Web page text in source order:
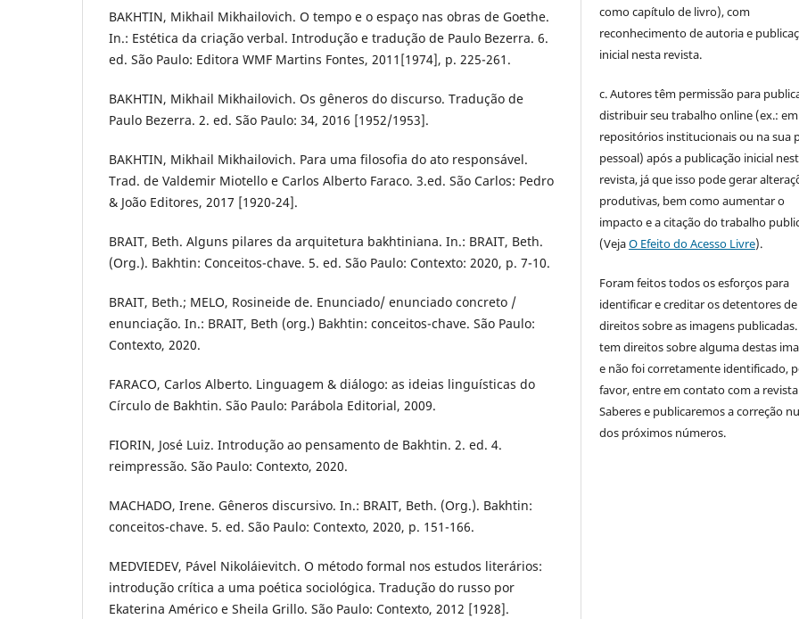
BAKHTIN, Mikhail Mikhailovich. O tempo e o espaço nas obras de Goethe.
In.: Estética da criação verbal. Introdução e tradução de Paulo Bezerra. 6.
ed. São Paulo: Editora WMF Martins Fontes, 2011[1974], p. 225-261.
BAKHTIN, Mikhail Mikhailovich. Os gêneros do discurso. Tradução de
Paulo Bezerra. 2. ed. São Paulo: 34, 2016 [1952/1953].
BAKHTIN, Mikhail Mikhailovich. Para uma filosofia do ato responsável.
Trad. de Valdemir Miotello e Carlos Alberto Faraco. 3.ed. São Carlos: Pedro
& João Editores, 2017 [1920-24].
BRAIT, Beth. Alguns pilares da arquitetura bakhtiniana. In.: BRAIT, Beth.
(Org.). Bakhtin: Conceitos-chave. 5. ed. São Paulo: Contexto: 2020, p. 7-10.
BRAIT, Beth.; MELO, Rosineide de. Enunciado/ enunciado concreto /
enunciação. In.: BRAIT, Beth (org.) Bakhtin: conceitos-chave. São Paulo:
Contexto, 2020.
FARACO, Carlos Alberto. Linguagem & diálogo: as ideias linguísticas do
Círculo de Bakhtin. São Paulo: Parábola Editorial, 2009.
FIORIN, José Luiz. Introdução ao pensamento de Bakhtin. 2. ed. 4.
reimpressão. São Paulo: Contexto, 2020.
MACHADO, Irene. Gêneros discursivo. In.: BRAIT, Beth. (Org.). Bakhtin:
conceitos-chave. 5. ed. São Paulo: Contexto, 2020, p. 151-166.
MEDVIEDEV, Pável Nikoláievitch. O método formal nos estudos literários:
introdução crítica a uma poética sociológica. Tradução do russo por
Ekaterina Américo e Sheila Grillo. São Paulo: Contexto, 2012 [1928].
como capítulo de livro), com
reconhecimento de autoria e
inicial nesta revista.
c. Autores têm permissão para
distribuir seu trabalho online (ex.: em
repositórios institucionais ou na sua
pessoal) após a publicação inicial
revista, já que isso pode gerar
produtivas, bem como aumentar o
impacto e a citação do trabalho
(VejaO Efeito do Acesso Livre).
Foram feitos todos os esforços para
identificar e creditar os detentores de
direitos sobre as imagens publicadas.
tem direitos sobre alguma destas
e não foi corretamente identificado,
favor, entre em contato com a revista
Saberes e publicaremos a correção
dos próximos números.